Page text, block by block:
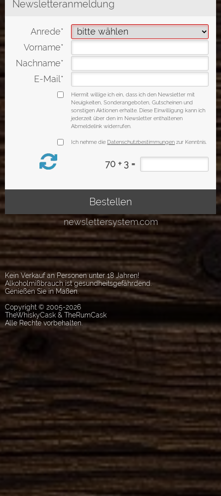
Kein Verkauf an Personen unter 18 Jahren!
Alkoholmißbrauch ist gesundheitsgefährdend.
Genießen Sie in Maßen.
Copyright © 2005-2026
TheWhiskyCask & TheRumCask
Alle Rechte vorbehalten.